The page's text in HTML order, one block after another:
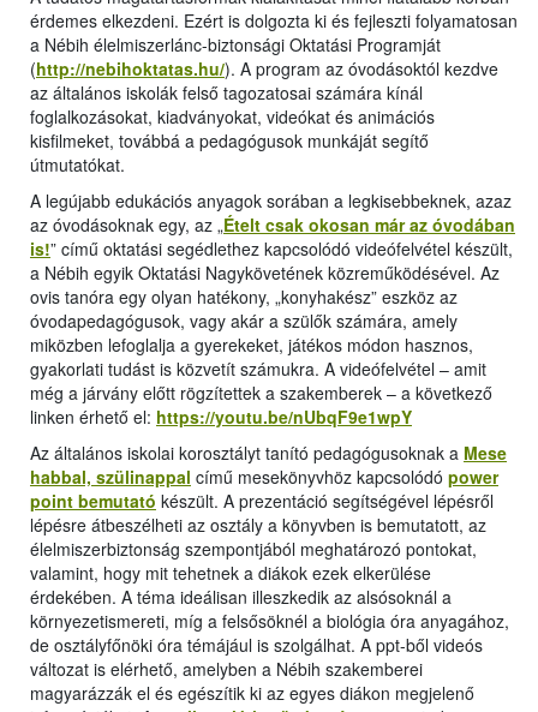
érdemes elkezdeni. Ezért is dolgozta ki és fejleszti folyamatosan
a Nébih élelmiszerlánc-biztonsági Oktatási Programját
(http://nebihoktatas.hu/). A program az óvodásoktól kezdve
az általános iskolák felső tagozatosai számára kínál
foglalkozásokat, kiadványokat, videókat és animációs
kisfilmeket, továbbá a pedagógusok munkáját segítő
útmutatókat.
A legújabb edukációs anyagok sorában a legkisebbeknek, azaz
az óvodásoknak egy, az „Ételt csak okosan már az óvodában
is!” című oktatási segédlethez kapcsolódó videófelvétel készült,
a Nébih egyik Oktatási Nagykövetének közreműködésével. Az
ovis tanóra egy olyan hatékony, „konyhakész” eszköz az
óvodapedagógusok, vagy akár a szülők számára, amely
miközben lefoglalja a gyerekeket, játékos módon hasznos,
gyakorlati tudást is közvetít számukra. A videófelvétel – amit
még a járvány előtt rögzítettek a szakemberek – a következő
linken érhető el: https://youtu.be/nUbqF9e1wpY
Az általános iskolai korosztályt tanító pedagógusoknak a Mese
habbal, szülinappal című mesekönyvhöz kapcsolódó power
point bemutató készült. A prezentáció segítségével lépésről
lépésre átbeszélheti az osztály a könyvben is bemutatott, az
élelmiszerbiztonság szempontjából meghatározó pontokat,
valamint, hogy mit tehetnek a diákok ezek elkerülése
érdekében. A téma ideálisan illeszkedik az alsósoknál a
környezetismereti, míg a felsősöknél a biológia óra anyagához,
de osztályfőnöki óra témájául is szolgálhat. A ppt-ből videós
változat is elérhető, amelyben a Nébih szakemberei
magyarázzák el és egészítik ki az egyes diákon megjelenő